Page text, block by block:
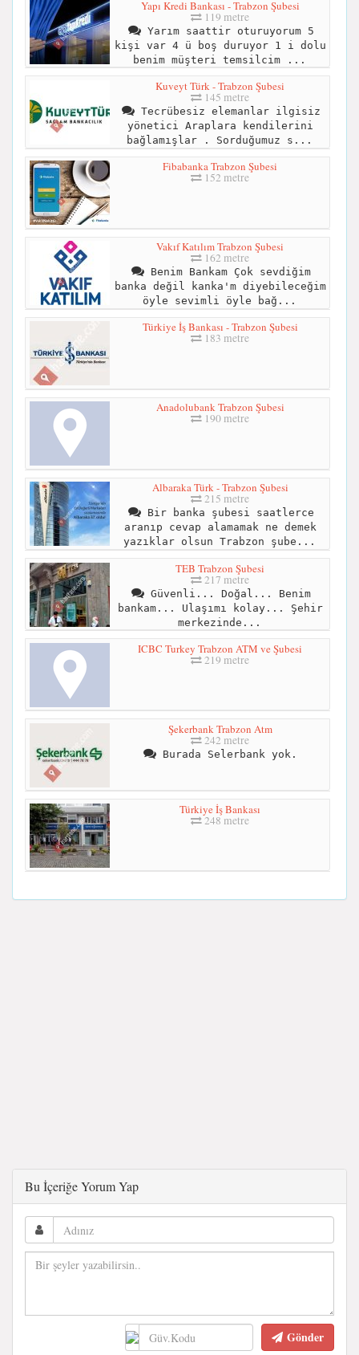
Yapı Kredi Bankası - Trabzon Şubesi
119 metre
Yarım saattir oturuyorum 5
kişi var 4 ü boş duruyor 1 i dolu
benim müşteri temsilcim ...
Kuveyt Türk - Trabzon Şubesi
145 metre
Tecrübesiz elemanlar ilgisiz
yönetici Araplara kendilerini
bağlamışlar . Sorduğumuz s...
Fibabanka Trabzon Şubesi
152 metre
Vakıf Katılım Trabzon Şubesi
162 metre
Benim Bankam Çok sevdiğim
banka değil kanka'm diyebileceğim
öyle sevimli öyle bağ...
Türkiye İş Bankası - Trabzon Şubesi
183 metre
Anadolubank Trabzon Şubesi
190 metre
Albaraka Türk - Trabzon Şubesi
215 metre
Bir banka şubesi saatlerce
aranıp cevap alamamak ne demek
yazıklar olsun Trabzon şube...
TEB Trabzon Şubesi
217 metre
Güvenli... Doğal... Benim
bankam... Ulaşımı kolay... Şehir
merkezinde...
ICBC Turkey Trabzon ATM ve Şubesi
219 metre
Şekerbank Trabzon Atm
242 metre
Burada Selerbank yok.
Türkiye İş Bankası
248 metre
Bu İçeriğe Yorum Yap
Gönder